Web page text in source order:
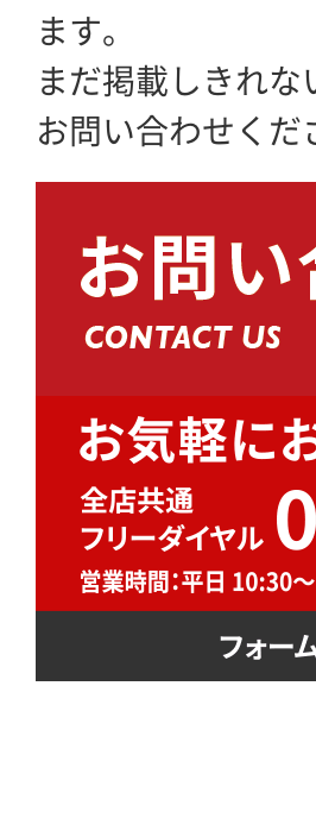
ます。
まだ掲載しきれ
お問い合わせくだ